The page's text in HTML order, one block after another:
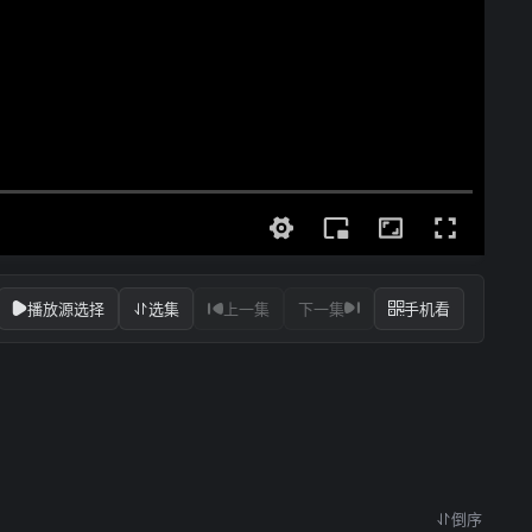
播放源选择 选集 上一集 下一集 手机看
倒序